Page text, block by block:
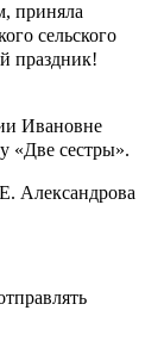
приняла
сельского
праздник!
Ивановне
«Две сестры».
Е. Александрова